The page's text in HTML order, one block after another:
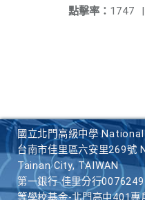
點擊率： 1747 |
國立北門高級中學
台南市佳里區六安里269
Tainan City, TAIWAN
第一銀行 佳里分行
等學校基金-北門高中401